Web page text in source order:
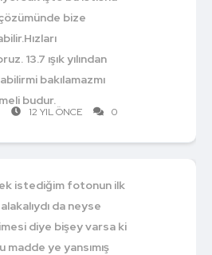
bize
13.7 ışık yılından
bakılamazmı
budur.
12 YIL ÖNCE 0
istediğim fotonun ilk
da neyse
diye bişey varsa ki
ye yansımış